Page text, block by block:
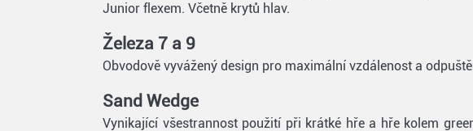
Junior flexem. Včetně krytů hlav.
Železa 7 a 9
Obvodově vyvážený design pro maximální vzdálenost a
Sand Wedge
Vynikající všestrannost použití při krátké hře a hře kolem